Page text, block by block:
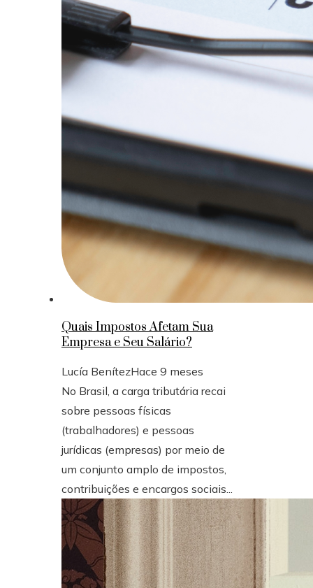
Quais Impostos Afetam Sua
Empresa e Seu Salário?
Lucía BenítezHace 9 meses
No Brasil, a carga tributária recai
sobre pessoas físicas
(trabalhadores) e pessoas
jurídicas (empresas) por meio de
um conjunto amplo de impostos,
contribuições e encargos sociais...